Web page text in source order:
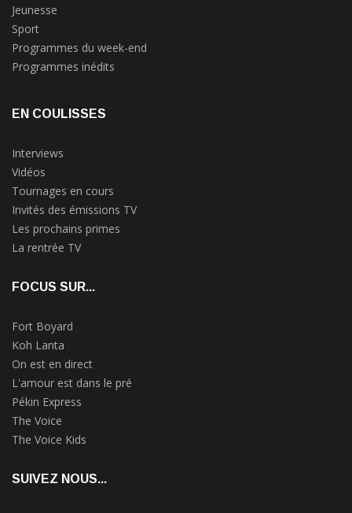
Jeunesse
Sport
Programmes du week-end
Programmes inédits
EN COULISSES
Interviews
Vidéos
Tournages en cours
Invités des émissions TV
Les prochains primes
La rentrée TV
FOCUS SUR...
Fort Boyard
Koh Lanta
On est en direct
L'amour est dans le pré
Pékin Express
The Voice
The Voice Kids
SUIVEZ NOUS...